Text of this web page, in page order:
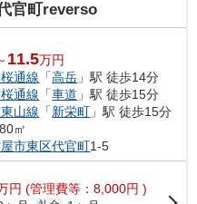
官町reverso
11.5万円
通線 「高岳 」駅 徒歩14分
通線 「車道 」駅 徒歩15分
山線 「新栄町 」駅 徒歩15分
㎡
市東区代官町1-5
円 (管理費等：8,000円 )